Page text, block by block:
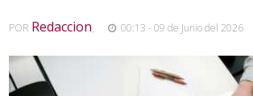
POR Redaccion, 00:13 - 09 de Junio del 2026